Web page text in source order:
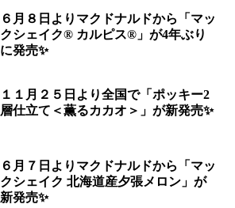
６月８日よりマクドナルドから「マッ
クシェイク® カルピス®」が4年ぶり
に発売✨
１１月２５日より全国で「ポッキー2
層仕立て＜薫るカカオ＞」が新発売✨
６月７日よりマクドナルドから「マッ
クシェイク 北海道産夕張メロン」が
新発売✨